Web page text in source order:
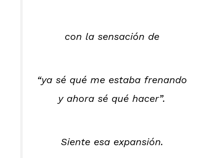
con la sensación de
“ya sé qué me estaba frenando
y ahora sé qué hacer”.
Siente esa expansión.